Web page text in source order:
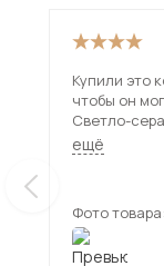
Купили это
чтобы он
Светло-
выглядит
вся мебель
ещё
Фото товара: